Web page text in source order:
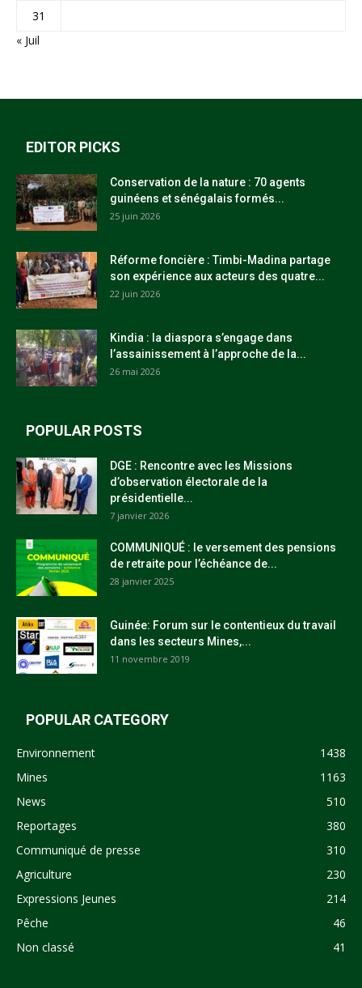
31
« Juil
EDITOR PICKS
Conservation de la nature : 70 agents
guinéens et sénégalais formés...
25 juin 2026
Réforme foncière : Timbi-Madina partage
son expérience aux acteurs des quatre...
22 juin 2026
Kindia : la diaspora s’engage dans
l’assainissement à l’approche de la...
26 mai 2026
POPULAR POSTS
DGE : Rencontre avec les Missions
d’observation électorale de la
présidentielle...
7 janvier 2026
COMMUNIQUÉ : le versement des pensions
de retraite pour l’échéance de...
28 janvier 2025
Guinée: Forum sur le contentieux du travail
dans les secteurs Mines,...
11 novembre 2019
POPULAR CATEGORY
Environnement
1438
Mines
1163
News
510
Reportages
380
Communiqué de presse
310
Agriculture
230
Expressions Jeunes
214
Pêche
46
Non classé
41